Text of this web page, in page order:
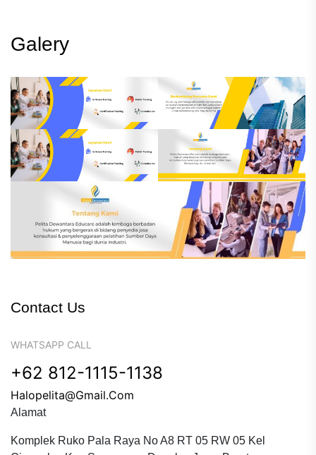
Galery
Contact Us
WHATSAPP CALL
+62 812-1115-1138
Halopelita@gmail.com
Alamat
Komplek Ruko Pala Raya No A8 RT 05 RW 05 Kel